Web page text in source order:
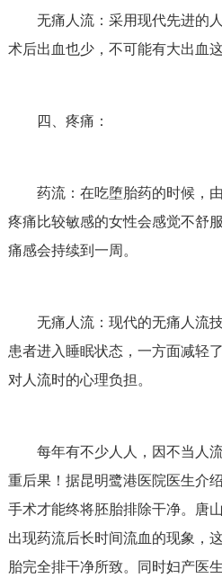
无痛人流：采用现代先进的人
术后出血也少，不可能有大出血
四、疼痛：
药流：在吃堕胎药的时候，由
疼痛比较敏感的女性会感觉不舒
痛感会持续到一周。
无痛人流：现代的无痛人流技
患者进入睡眠状态，一方面减轻
对人流时的心理负担。
每年有不少人人，因不当人流
重后果！据昆明鹭港医院医生介
手术才能终将胚胎排除干净。唐
出现药流后长时间流血的现象，
胎完全排干净所致。同时妇产医